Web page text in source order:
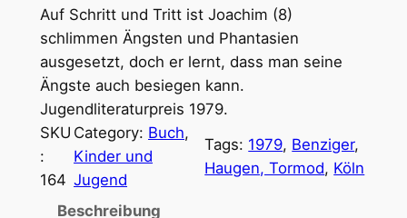
Auf Schritt und Tritt ist Joachim (8)
schlimmen Ängsten und Phantasien
ausgesetzt, doch er lernt, dass man seine
Ängste auch besiegen kann.
Jugendliteraturpreis 1979.
SKU
:
164
Category: Buch
Kinder und
Jugend
Tags: 1979, Benziger
Haugen, Tormod, Köln
Beschreibung